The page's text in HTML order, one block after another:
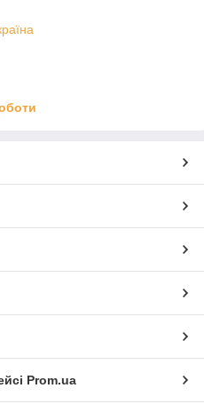
Prom.ua